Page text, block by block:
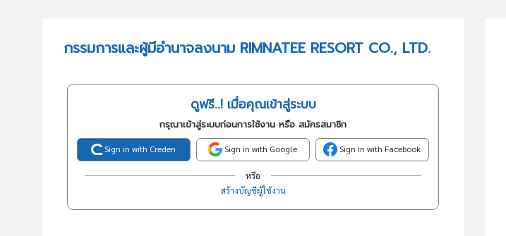
กรรมการและผู้มีอำนาจลงนาม RIMNATEE RESORT CO., LTD.
ดูฟรี..! เมื่อคุณเข้าสู่ระบบ
กรุณาเข้าสู่ระบบก่อนการใช้งาน หรือ สมัครสมาชิก
Sign in with Creden Sign in with Google Sign in with Facebook
หรือ
สร้างบัญชีผู้ใช้งาน